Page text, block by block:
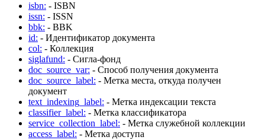
isbn: - ISBN
issn: - ISSN
bbk: - BBK
id: - Идентификатор документа
col: - Коллекция
siglafund: - Сигла-фонд
doc_source_var: - Способ получения документа
doc_source_label: - Метка места, откуда получен
документ
text_indexing_label: - Метка индексации текста
classifier_label: - Метка классификатора
service_collection_label: - Метка служебной коллекции
access_label: - Метка доступа